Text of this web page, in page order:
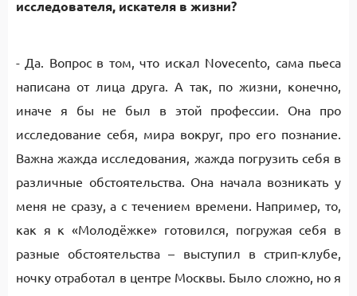
исследователя, искателя в жизни?
- Да. Вопрос в том, что искал Novecento, сама пьеса
написана от лица друга. А так, по жизни, конечно,
иначе я бы не был в этой профессии. Она про
исследование себя, мира вокруг, про его познание.
Важна жажда исследования, жажда погрузить себя в
различные обстоятельства. Она начала возникать у
меня не сразу, а с течением времени. Например, то,
как я к «Молодёжке» готовился, погружая себя в
разные обстоятельства – выступил в стрип-клубе,
ночку отработал в центре Москвы. Было сложно, но я